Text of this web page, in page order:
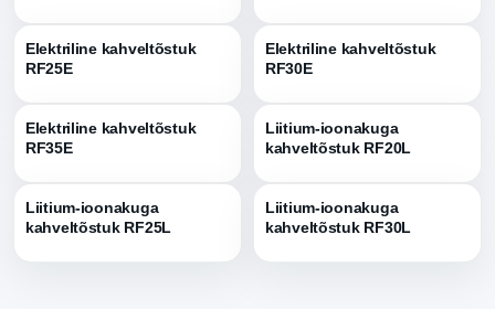
Elektriline kahveltõstuk
RF25E
Elektriline kahveltõstuk
RF30E
Elektriline kahveltõstuk
RF35E
Liitium-ioonakuga
kahveltõstuk RF20L
Liitium-ioonakuga
kahveltõstuk RF25L
Liitium-ioonakuga
kahveltõstuk RF30L